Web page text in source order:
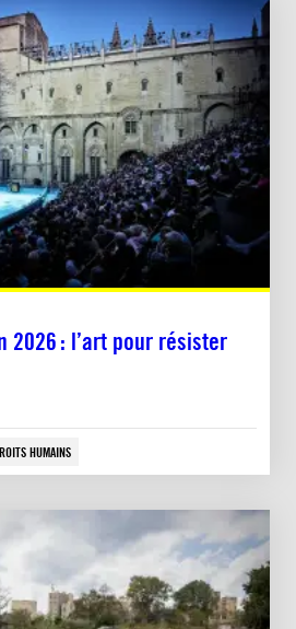
2026 : l’art pour résister
HUMAINS